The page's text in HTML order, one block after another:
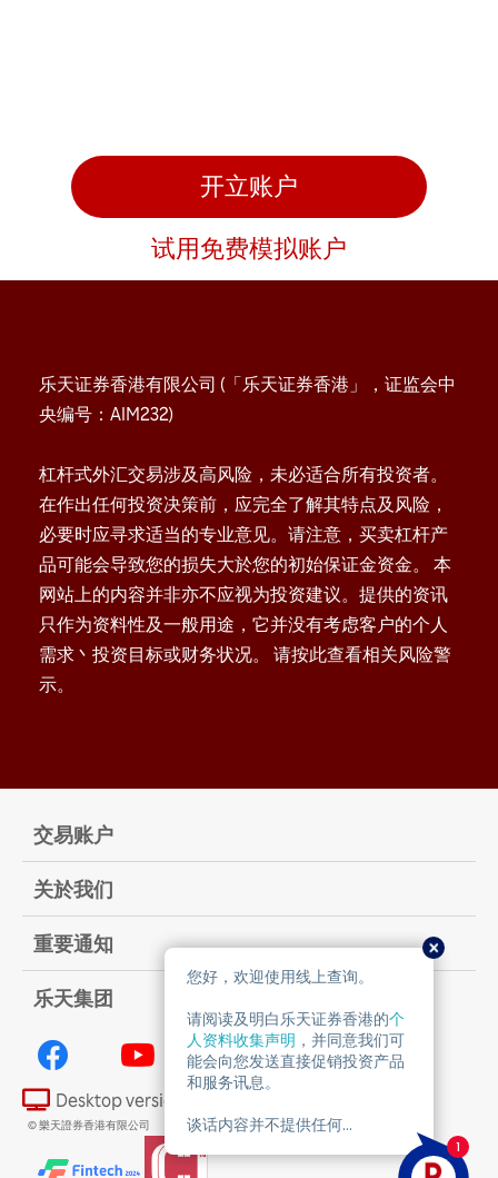
开立账户
试用免费模拟账户
乐天证券香港有限公司 (「乐天证券香港」，证监会中
央编号：AIM232)
杠杆式外汇交易涉及高风险，未必适合所有投资者。
在作出任何投资决策前，应完全了解其特点及风险，
必要时应寻求适当的专业意见。请注意，买卖杠杆产
品可能会导致您的损失大於您的初始保证金资金。 本
网站上的内容并非亦不应视为投资建议。提供的资讯
只作为资料性及一般用途，它并没有考虑客户的个人
需求丶投资目标或财务状况。 请按此查看相关风险警
示。
交易账户
关於我们
重要通知
乐天集团
Desktop version
© 樂天證券香港有限公司